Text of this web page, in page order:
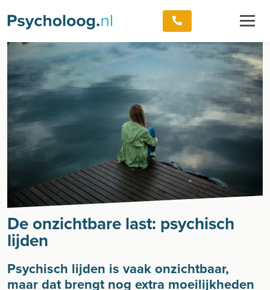
De onzichtbare last: psychisch
lijden
Psychisch lijden is vaak onzichtbaar,
maar dat brengt nog extra moeilijkheden